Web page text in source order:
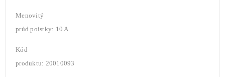
Menovitý
prúd poistky: 10 A
Kód
produktu: 20010093